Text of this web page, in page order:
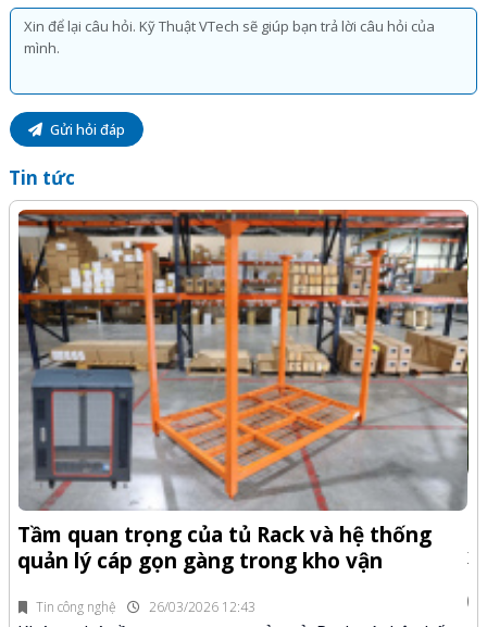
Gửi hỏi đáp
Tin tức
Tin công nghệ 26/03/2026 12:43
Tầm quan trọng của tủ Rack và hệ thống
quản lý cáp gọn gàng trong kho vận